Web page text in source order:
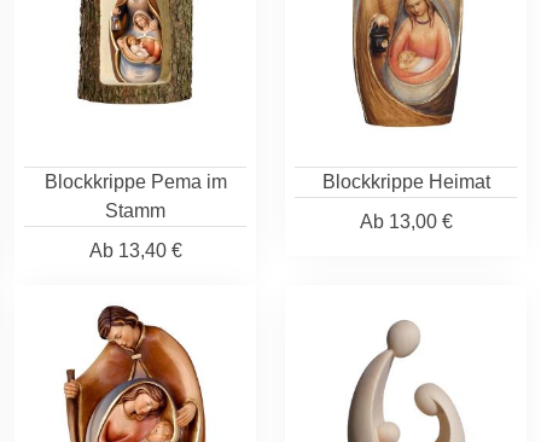
Blockkrippe Pema im
Stamm
Ab13,40 €
Blockkrippe Heimat
Ab13,00 €